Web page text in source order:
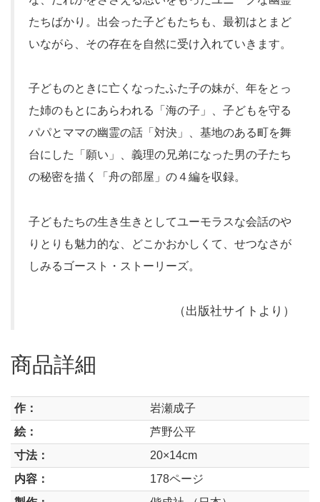
たちばかり。出会った子どもたちも、最初はとまど
いながら、その存在を自然に受け入れていきます。
子どものときに亡くなったふた子の妹が、年をとっ
た姉のもとにあらわれる「海の子」、子どもを守る
パパとママの幽霊の話「対決」、基地のある町を舞
台にした「願い」、義理の兄弟になった男の子たち
の秘密を描く「舟の部屋」の４編を収録。
子どもたちの生き生きとしてユーモラスな会話のや
りとりも魅力的な、どこかおかしくて、せつなさが
しみるゴースト・ストーリーズ。
（出版社サイトより）
商品詳細
作：
岩瀬成子
絵：
芦野公平
寸法：
20×14cm
内容：
178ページ